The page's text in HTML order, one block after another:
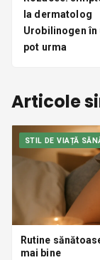
la dermatolog
Urobilinogen
pot urma
Articole
STIL DE VIAȚĂ
Rutine
mai bine